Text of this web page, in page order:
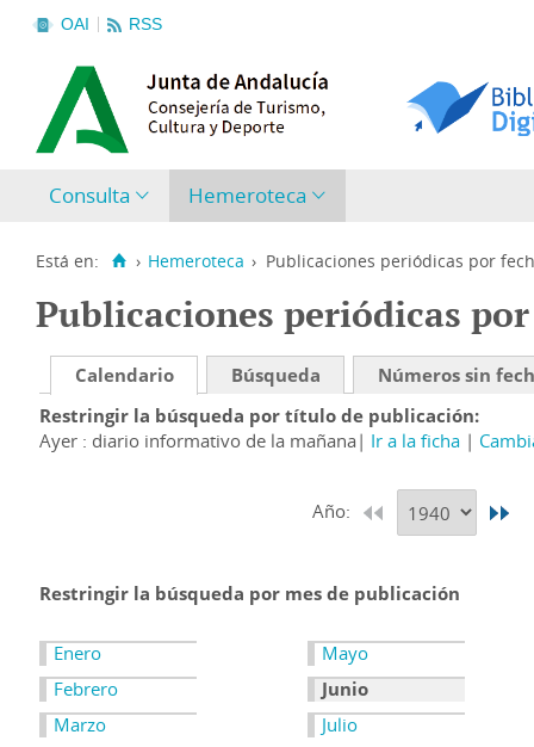
OAI RSS
Consulta Hemeroteca
Está en: › Hemeroteca › Publicaciones periódicas por
Publicaciones periódicas
Calendario Búsqueda
Números sin
Restringir la búsqueda por título de publicación
Ayer : diario informativo de la mañana
Ir a la ficha
Año:
Restringir la búsqueda por mes de publicación
Enero
Febrero
Marzo
Mayo
Junio
Julio